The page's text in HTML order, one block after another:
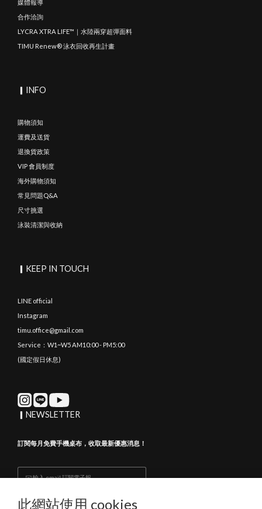
此網站使用 cookies
媒體報導
合作洽詢
LYCRA XTRA LIFE™｜水陸兩穿超彈面料
TIMU Renew® 泳衣回收再生計畫
▎INFO
購物須知
運費及送貨
退換貨政策
VIP 會員制度
海外購物須知
常見問題Q&A
尺寸挑選
泳裝清潔與收納
▎KEEP IN TOUCH
LINE official
Instagram
timu.office@gmail.com
Service：W1~W5 AM10:00 - PM5:00
(國定假日休息)
▎NEWSLETTER
訂閱每月免費手機桌布，收取最新優惠消息！
Subscribe